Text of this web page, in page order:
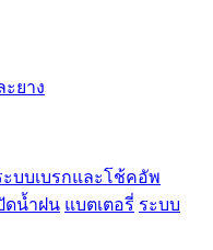
ยาง
ะบบเบรกและโช้คอัพ
ดน้ำฝน แบตเตอรี่ ระบบ